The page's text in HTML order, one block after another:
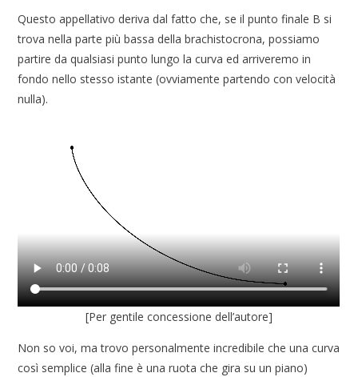
Questo appellativo deriva dal fatto che, se il punto finale B si
trova nella parte più bassa della brachistocrona, possiamo
partire da qualsiasi punto lungo la curva ed arriveremo in
fondo nello stesso istante (ovviamente partendo con velocità
nulla).
[Per gentile concessione dell’autore]
Non so voi, ma trovo personalmente incredibile che una curva
così semplice (alla fine è una ruota che gira su un piano)